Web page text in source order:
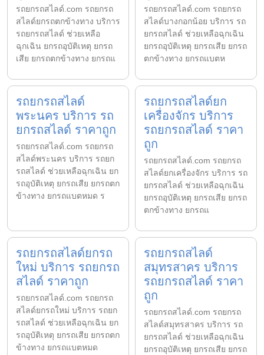
รถยกรถสไลด์.com รถยกรถ
สไลด์ยกรถตกข้างทาง บริการ
รถยกรถสไลด์ ช่วยเหลือ
ฉุกเฉิน ยกรถอุบัติเหตุ ยกรถ
เสีย ยกรถตกข้างทาง ยกรถแ
รถยกรถสไลด์.com รถยกรถ
สไลด์บางกอกน้อย บริการ รถ
ยกรถสไลด์ ช่วยเหลือฉุกเฉิน
ยกรถอุบัติเหตุ ยกรถเสีย ยกรถ
ตกข้างทาง ยกรถแบตห
รถยกรถสไลด์
พระนคร บริการ รถ
ยกรถสไลด์ ราคาถูก
รถยกรถสไลด์.com รถยกรถ
สไลด์พระนคร บริการ รถยก
รถสไลด์ ช่วยเหลือฉุกเฉิน ยก
รถอุบัติเหตุ ยกรถเสีย ยกรถตก
ข้างทาง ยกรถแบตหมด ร
รถยกรถสไลด์ยก
เครื่องจักร บริการ
รถยกรถสไลด์ ราคา
ถูก
รถยกรถสไลด์.com รถยกรถ
สไลด์ยกเครื่องจักร บริการ รถ
ยกรถสไลด์ ช่วยเหลือฉุกเฉิน
ยกรถอุบัติเหตุ ยกรถเสีย ยกรถ
ตกข้างทาง ยกรถแ
รถยกรถสไลด์ยกรถ
ใหม่ บริการ รถยกรถ
สไลด์ ราคาถูก
รถยกรถสไลด์.com รถยกรถ
สไลด์ยกรถใหม่ บริการ รถยก
รถสไลด์ ช่วยเหลือฉุกเฉิน ยก
รถอุบัติเหตุ ยกรถเสีย ยกรถตก
ข้างทาง ยกรถแบตหมด
รถยกรถสไลด์
สมุทรสาคร บริการ
รถยกรถสไลด์ ราคา
ถูก
รถยกรถสไลด์.com รถยกรถ
สไลด์สมุทรสาคร บริการ รถ
ยกรถสไลด์ ช่วยเหลือฉุกเฉิน
ยกรถอุบัติเหตุ ยกรถเสีย ยกรถ